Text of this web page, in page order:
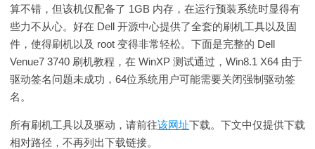
算不错，但该机仅配备了 1GB 内存，在运行预装系统时显得有
些力不从心。好在 Dell 开源中心提供了全套的刷机工具以及固
件，使得刷机以及 root 变得非常轻松。下面是完整的 Dell
Venue7 3740 刷机教程，在 WinXP 测试通过，Win8.1 X64 由于
驱动签名问题未成功，64位系统用户可能需要关闭强制驱动签
名。
所有刷机工具以及驱动，请前往该网址下载。下文中仅提供下载
相对路径，不再列出下载链接。